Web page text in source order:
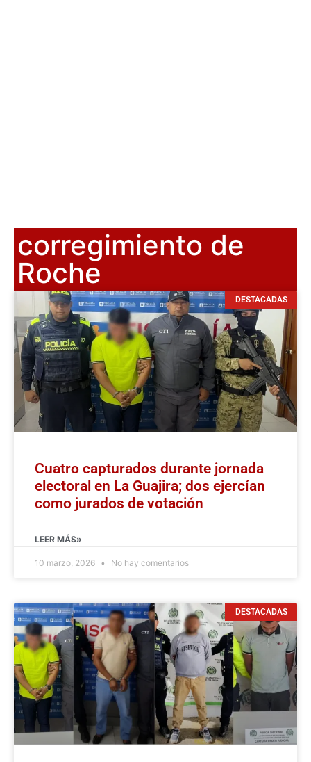
corregimiento de
Roche
DESTACADAS
Cuatro capturados durante jornada
electoral en La Guajira; dos ejercían
como jurados de votación
LEER MÁS»
10 marzo, 2026 No hay comentarios
DESTACADAS